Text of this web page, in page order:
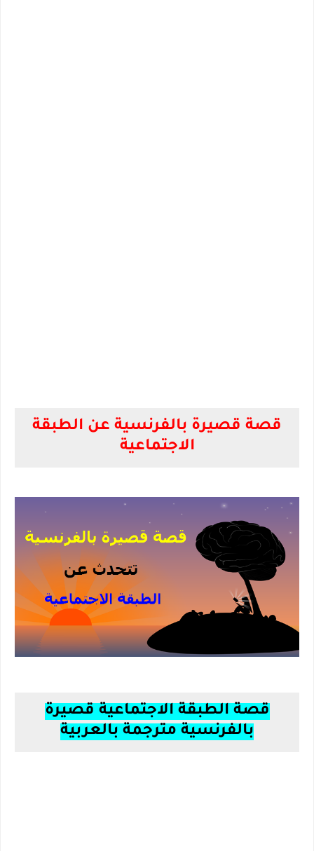
قصة قصيرة بالفرنسية عن الطبقة
الاجتماعية
قصة الطبقة الاجتماعية قصيرة
بالفرنسية مترجمة بالعربية